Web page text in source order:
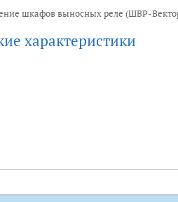
шкафов выносных реле (ШВР-
характеристики